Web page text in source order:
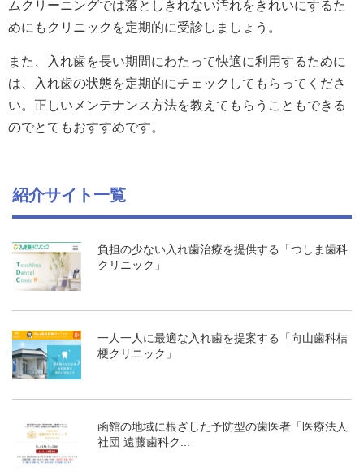
ムクリーニングでは落としきれない汚れをきれいにするた
めにもクリニックを定期的に受診しましょう。
また、入れ歯を長い期間にわたって快適に利用するために
は、入れ歯の状態を定期的にチェックしてもらってくださ
い。正しいメンテナンス方法を教えてもらうこともできる
のでとてもおすすめです。
紹介サイト一覧
負担の少ない入れ歯治療を提供する「つしま歯科
クリニック」
一人一人に最適な入れ歯を提案する「向山歯科桔
梗クリニック」
函館の地域に根ざした予防型の歯医者「医療法人
社団 遠藤歯科ク...